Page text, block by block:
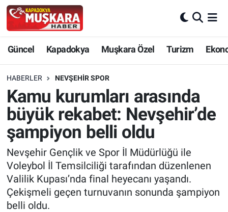
Güncel Kapadokya Muşkara Özel Turizm
HABERLER NEVŞEHIR SPOR
Kamu kurumları arasında
büyük rekabet: Nevşehir’de
şampiyon belli oldu
Nevşehir Gençlik ve Spor İl Müdürlüğü ile
Voleybol İl Temsilciliği tarafından düzenlenen
Valilik Kupası’nda final heyecanı yaşandı.
Çekişmeli geçen turnuvanın sonunda şampiyon
belli oldu.
Güncel
SEÇİM
Muşkara Özel
Ekonomi
Kapadokya
Turizm
Nevşehir Hava Durumu
Nevşehir Trafik Yoğunluk Haritası
Süper Lig Puan Durumu ve Fikstür
Tüm Manşetler
Son Dakika Haberleri
Haber Arşivi